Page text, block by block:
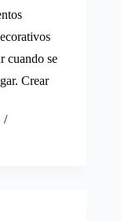
cuando se
Crear